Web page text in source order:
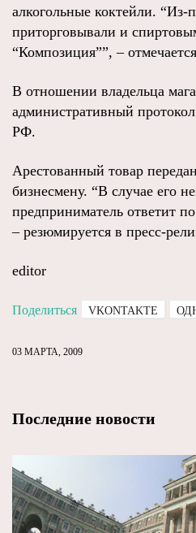
алкогольные коктейли. “Из-
приторговывали и
“Композиция””, –
В отношении владельца
административный
РФ.
Арестованный товар
бизнесмену. “В случае его
предприниматель ответит
– резюмируется в пресс-
editor
Поделиться VKONTAKTE
03 МАРТА, 2009
Последние новости